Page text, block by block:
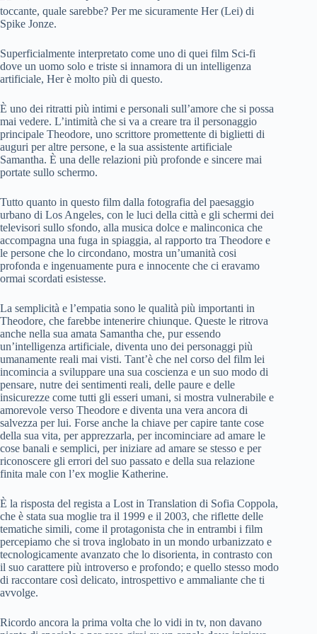
toccante, quale sarebbe? Per me sicuramente Her (Lei) di
Spike Jonze.
Superficialmente interpretato come uno di quei film Sci-fi
dove un uomo solo e triste si innamora di un intelligenza
artificiale, Her è molto più di questo.
È uno dei ritratti più intimi e personali sull’amore che si possa
mai vedere. L’intimità che si va a creare tra il personaggio
principale Theodore, uno scrittore promettente di biglietti di
auguri per altre persone, e la sua assistente artificiale
Samantha. È una delle relazioni più profonde e sincere mai
portate sullo schermo.
Tutto quanto in questo film dalla fotografia del paesaggio
urbano di Los Angeles, con le luci della città e gli schermi dei
televisori sullo sfondo, alla musica dolce e malinconica che
accompagna una fuga in spiaggia, al rapporto tra Theodore e
le persone che lo circondano, mostra un’umanità cosi
profonda e ingenuamente pura e innocente che ci eravamo
ormai scordati esistesse.
La semplicità e l’empatia sono le qualità più importanti in
Theodore, che farebbe intenerire chiunque. Queste le ritrova
anche nella sua amata Samantha che, pur essendo
un’intelligenza artificiale, diventa uno dei personaggi più
umanamente reali mai visti. Tant’è che nel corso del film lei
incomincia a sviluppare una sua coscienza e un suo modo di
pensare, nutre dei sentimenti reali, delle paure e delle
insicurezze come tutti gli esseri umani, si mostra vulnerabile e
amorevole verso Theodore e diventa una vera ancora di
salvezza per lui. Forse anche la chiave per capire tante cose
della sua vita, per apprezzarla, per incominciare ad amare le
cose banali e semplici, per iniziare ad amare se stesso e per
riconoscere gli errori del suo passato e della sua relazione
finita male con l’ex moglie Katherine.
È la risposta del regista a Lost in Translation di Sofia Coppola,
che è stata sua moglie tra il 1999 e il 2003, che riflette delle
tematiche simili, come il protagonista che in entrambi i film
percepiamo che si trova inglobato in un mondo urbanizzato e
tecnologicamente avanzato che lo disorienta, in contrasto con
il suo carattere più introverso e profondo; e quello stesso modo
di raccontare così delicato, introspettivo e ammaliante che ti
avvolge.
Ricordo ancora la prima volta che lo vidi in tv, non davano